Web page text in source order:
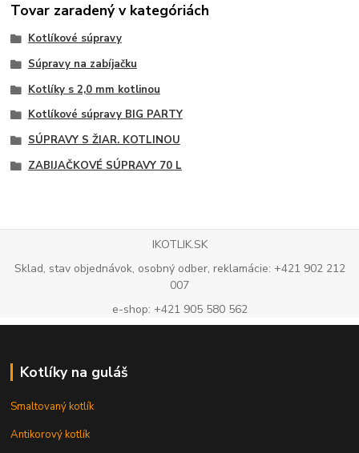
Tovar zaradený v kategóriách
Kotlíkové súpravy
Súpravy na zabíjačku
Kotlíky s 2,0 mm kotlinou
Kotlíkové súpravy BIG PARTY
SÚPRAVY S ŽIAR. KOTLINOU
ZABIJAČKOVÉ SÚPRAVY 70 L
IKOTLIK.SK
Sklad, stav objednávok, osobný odber, reklamácie: +421 902 212
007
e-shop: +421 905 580 562
Kotlíky na guláš
Smaltovaný kotlík
Antikorový kotlík